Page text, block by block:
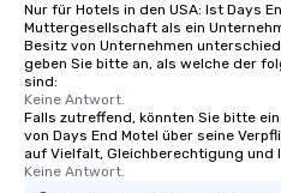
Nur für Hotels in den USA: Ist Days
Muttergesellschaft als ein
Besitz von Unternehmen
geben Sie bitte an, als welche der
sind:
Keine Antwort.
Falls zutreffend, könnten Sie bitte
von Days End Motel über seine
auf Vielfalt, Gleichberechtigung und
Keine Antwort.